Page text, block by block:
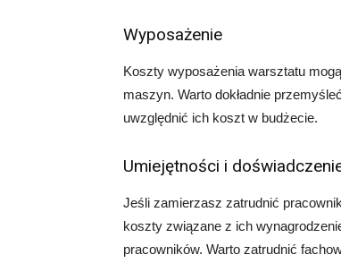
Wyposażenie
Koszty wyposażenia warsztatu
maszyn. Warto dokładnie
uwzględnić ich koszt w budżecie.
Umiejętności i
Jeśli zamierzasz zatrudnić
koszty związane z ich
pracowników. Warto zatrudnić